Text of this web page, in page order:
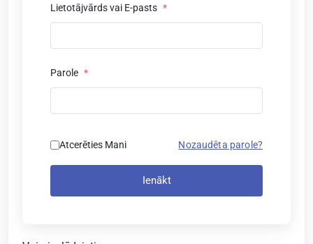
Lietotājvārds vai E-pasts *
Parole *
Atcerēties Mani Nozaudēta parole?
Ienākt